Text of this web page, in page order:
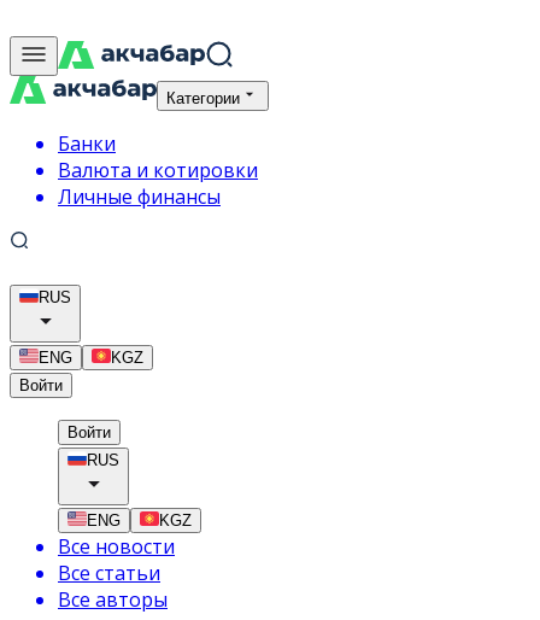
Категории
Банки
Валюта и котировки
Личные финансы
RUS
ENG
KGZ
Войти
Войти
RUS
ENG KGZ
Все новости
Все статьи
Все авторы